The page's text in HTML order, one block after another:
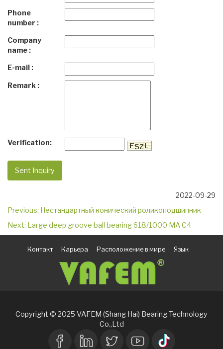
Phone
number :
Company
name :
E-mail :
Remark :
Verification:
2022-09-29
Previous: Нестандартный конический роликоподшипник
Next: Large deep groove ball bearing 618/1000 MA C4
Контакт Карьера Расположение в мире Язык
Copyright © 2025 VAFEM (Shang Hai) Bearing Technology
Co.,Ltd